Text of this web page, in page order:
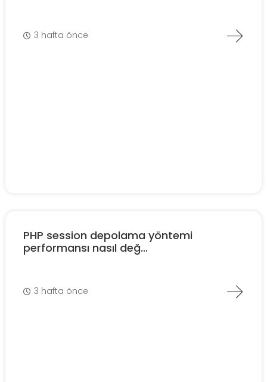
3 hafta önce
PHP session depolama yöntemi
performansı nasıl değ...
3 hafta önce